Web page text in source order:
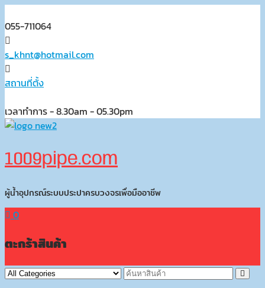
to
content
055-711064
s_khnt@hotmail.com
สถานที่ตั้ง
เวลาทำการ - 8.30am - 05.30pm
1009pipe.com
ผู้น้ำอุปกรณ์ระบบประปาครบวงจรเพื่อมืออาชีพ
0
ตะกร้าสินค้า